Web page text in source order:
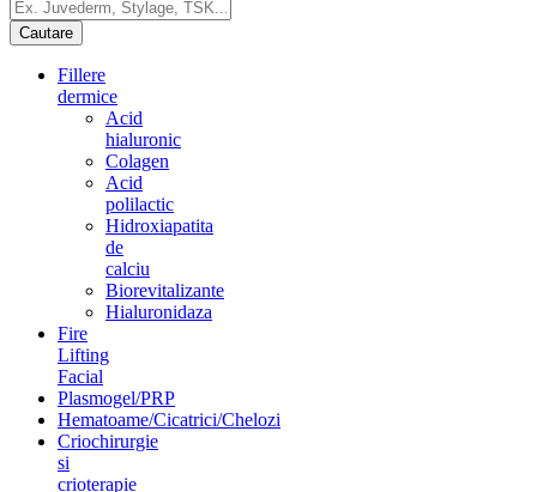
Fillere
dermice
Acid
hialuronic
Colagen
Acid
polilactic
Hidroxiapatita
de
calciu
Biorevitalizante
Hialuronidaza
Fire
Lifting
Facial
Plasmogel/PRP
Hematoame/Cicatrici/Chelozi
Criochirurgie
si
crioterapie